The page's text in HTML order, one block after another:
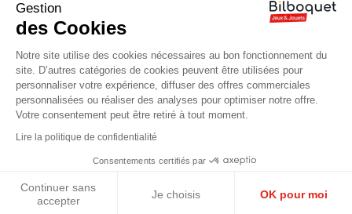
Archives produits
Contactez-nous
Sitemap
Site Professionnel
Réalisation du site :
Gestion
des Cookies
Notre site utilise des cookies nécessaires au bon fonctionnement du
site. D’autres catégories de cookies peuvent être utilisées pour
personnaliser votre expérience, diffuser des offres commerciales
personnalisées ou réaliser des analyses pour optimiser notre offre.
Votre consentement peut être retiré à tout moment.
Lire la politique de confidentialité
Consentements certifiés par
Continuer sans
accepter
Je choisis OK pour moi